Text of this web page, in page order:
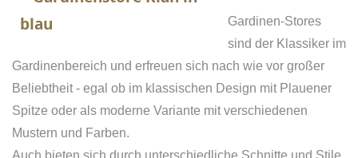
Gardinen-Stores
sind der Klassiker im
Gardinenbereich und erfreuen sich nach wie vor großer
Beliebtheit - egal ob im klassischen Design mit Plauener
Spitze oder als moderne Variante mit verschiedenen
Mustern und Farben.
Auch bieten sich durch unterschiedliche Schnitte und Stile